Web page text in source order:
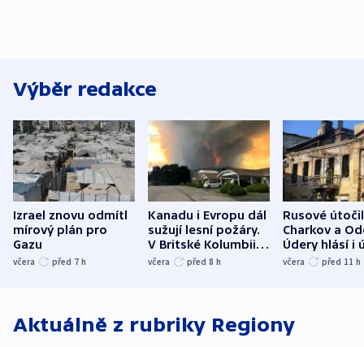
Výběr redakce
Izrael znovu odmítl
mírový plán pro
Gazu
včera před 7 h
Kanadu i Evropu dál
sužují lesní požáry.
V Britské Kolumbii
evakuovali tisíce lidí
včera před 8 h
Rusové
Charkov a
Údery hlásí i
Bělgorodu
včera před 11 h
Aktuálně z rubriky Regiony